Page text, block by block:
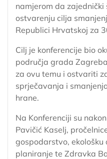
namjerom da zajednički
ostvarenju cilja
Republici Hrvatskoj za
Cilj je konferencije bio
područja grada
za ovu temu i ostvariti
sprječavanja i
hrane.
Na Konferenciji su
Pavičić Kaselj,
gospodarstvo,
planiranje te Zdravka